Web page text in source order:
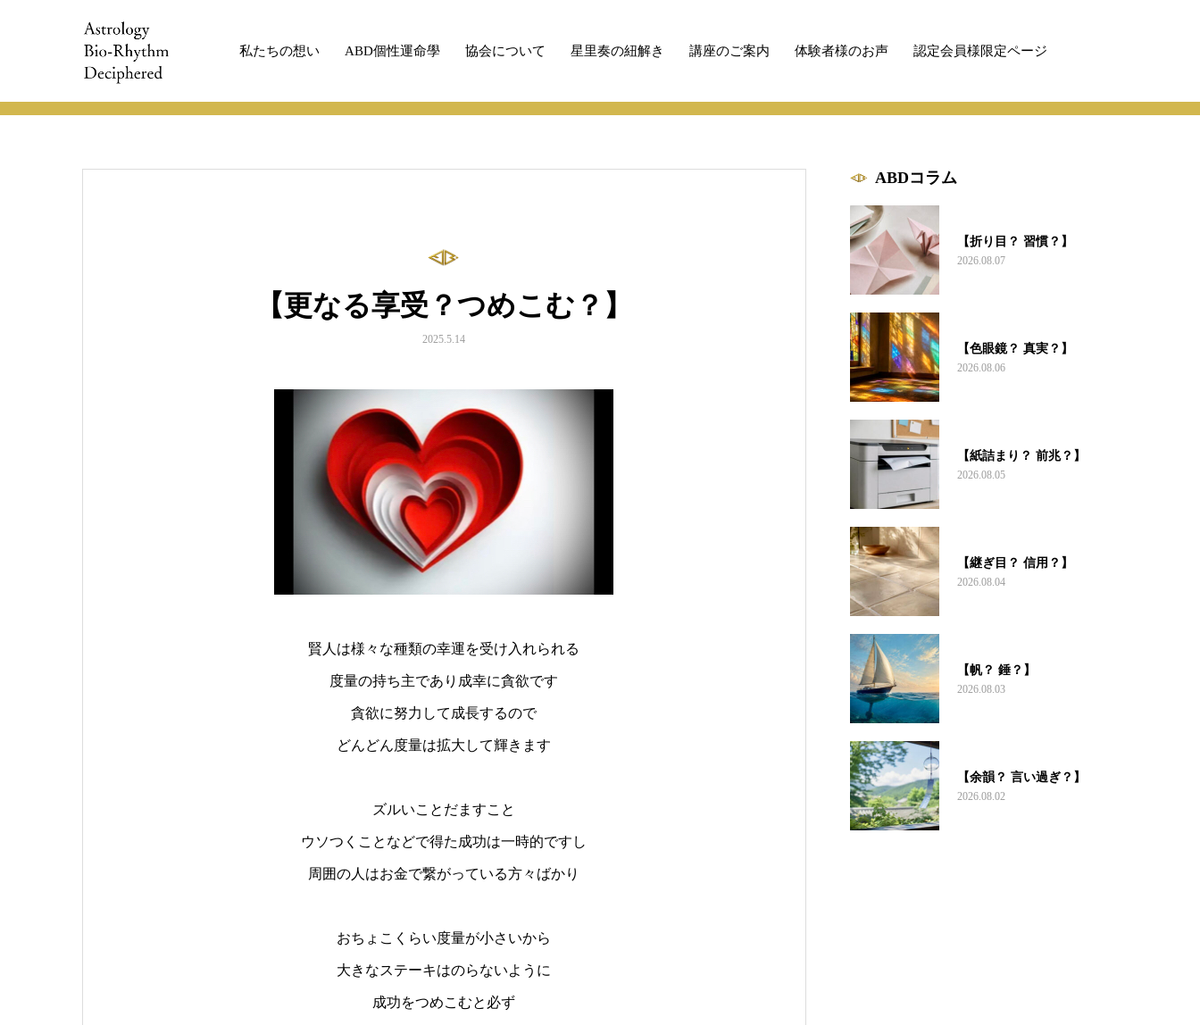
私たちの想い ABD個性運命學 協会について 星里奏の紐解き 講座のご案内 体験者様のお声 認定会員様限定ページ
【更なる享受？つめこむ？】
2025.5.14
賢人は様々な種類の幸運を受け入れられる
度量の持ち主であり成幸に貪欲です
貪欲に努力して成長するので
どんどん度量は拡大して輝きます
ズルいことだますこと
ウソつくことなどで得た成功は一時的ですし
周囲の人はお金で繋がっている方々ばかり
おちょこくらい度量が小さいから
大きなステーキはのらないように
成功をつめこむと必ず
ABDコラム
【折り目？ 習慣？】
2026.08.07
【色眼鏡？ 真実？】
2026.08.06
【紙詰まり？ 前兆？】
2026.08.05
【継ぎ目？ 信用？】
2026.08.04
【帆？ 錘？】
2026.08.03
【余韻？ 言い過ぎ？】
2026.08.02